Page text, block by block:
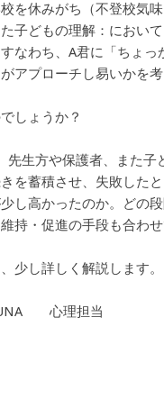
を休みがち（不登校気
子どもの理解：におい
なわち、A君に「ちょ
アプローチし易いかを
しょうか？
先生方や保護者、また
を蓄積させ、失敗した
し高かったのか。どの
持・促進の手段も合わせ
少し詳しく解説します。
心理担当